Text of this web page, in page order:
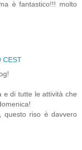
è fantastico!!! molto
CEST
e di tutte le attività che
questo riso è davvero